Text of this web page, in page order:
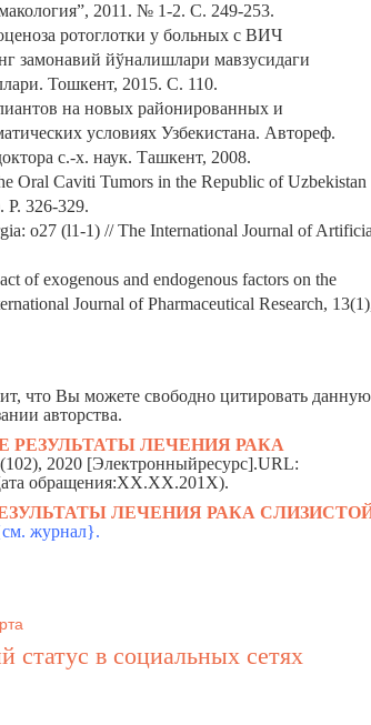
2011. № 1-2. С. 249-253.
ротоглотки у больных с ВИЧ
замонавий йўналишлари мавзусидаги
Тошкент, 2015. С. 110.
на новых районированных и
условиях Узбекистана. Автореф.
с.-х. наук. Ташкент, 2008.
Oral Caviti Tumors in the Republic of Uzbekistan
P. 326-329.
o27 (l1-1) // The International Journal of
of exogenous and endogenous factors on the
Journal of Pharmaceutical Research,
что Вы можете свободно цитировать данную
авторства.
РЕЗУЛЬТАТЫ ЛЕЧЕНИЯ РАКА
2020 [Электронныйресурс].URL:
обращения:ХХ.ХХ.201Х).
РЕЗУЛЬТАТЫ ЛЕЧЕНИЯ РАКА
журнал}.
рта
статус в социальных сетях